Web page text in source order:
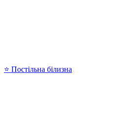
⭐ Постільна білизна